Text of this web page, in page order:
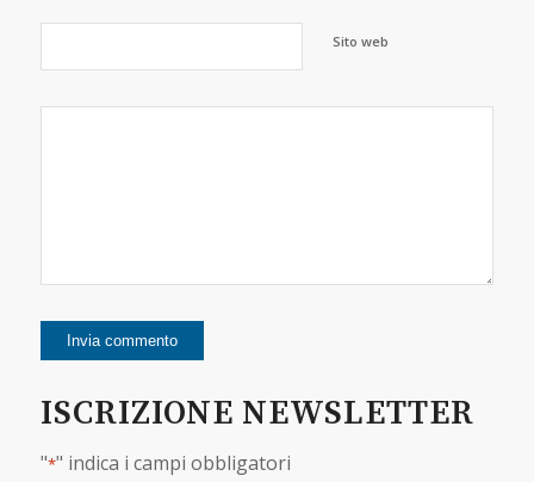
Sito web
ISCRIZIONE NEWSLETTER
"*" indica i campi obbligatori